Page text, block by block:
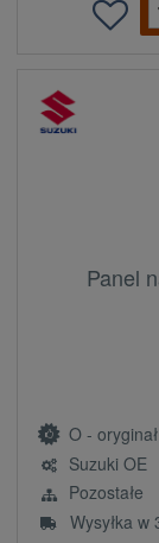
Panel
O -
Suzuki OE
Pozostałe
Wysyłka w